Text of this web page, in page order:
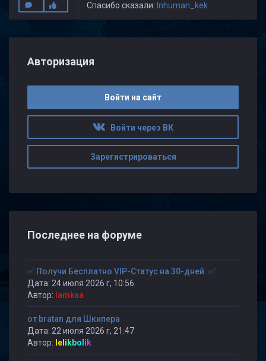
Спасибо сказали: Inhuman_kek
Авторизация
Войти на сайт
Войти через ВК
Зарегистрироваться
Последнее на форуме
✅ Получи Бесплатно VIP-Статус на 30-дней. ✅
Дата: 24 июля 2026 г, 10:56
Автор: lamkaa
от bratan для Шкипера
Дата: 22 июля 2026 г, 21:47
Автор: lelikbolik